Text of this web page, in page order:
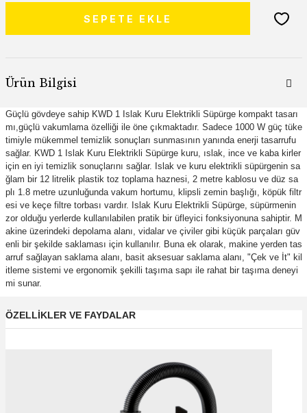
SEPETE EKLE
Ürün Bilgisi
Güçlü gövdeye sahip KWD 1 Islak Kuru Elektrikli Süpürge kompakt tasarı
mı,güçlü vakumlama özelliği ile öne çıkmaktadır. Sadece 1000 W güç tüke
timiyle mükemmel temizlik sonuçları sunmasının yanında enerji tasarrufu
sağlar. KWD 1 Islak Kuru Elektrikli Süpürge kuru, ıslak, ince ve kaba kirler
için en iyi temizlik sonuçlarını sağlar. Islak ve kuru elektrikli süpürgenin sa
ğlam bir 12 litrelik plastik toz toplama haznesi, 2 metre kablosu ve düz sa
plı 1.8 metre uzunluğunda vakum hortumu, klipsli zemin başlığı, köpük filtr
esi ve keçe filtre torbası vardır. Islak Kuru Elektrikli Süpürge, süpürmenin
zor olduğu yerlerde kullanılabilen pratik bir üfleyici fonksiyonuna sahiptir. M
akine üzerindeki depolama alanı, vidalar ve çiviler gibi küçük parçaları güv
enli bir şekilde saklaması için kullanılır. Buna ek olarak, makine yerden tas
arruf sağlayan saklama alanı, basit aksesuar saklama alanı, "Çek ve İt" kil
itleme sistemi ve ergonomik şekilli taşıma sapı ile rahat bir taşıma deneyi
mi sunar.
ÖZELLIKLER VE FAYDALAR